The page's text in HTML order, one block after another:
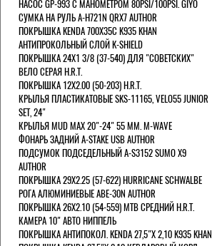
НАСОС GP-993 С МАНОМЕТРОМ 80PSI/100PSI. GIYO
СУМКА НА РУЛЬ A-H721N QRX7 AUTHOR
ПОКРЫШКА KENDA 700Х35С K935 KHAN
АНТИПРОКОЛЬНЫЙ СЛОЙ K-SHIELD
ПОКРЫШКА 24X1 3/8 (37-540) ДЛЯ "СОВЕТСКИХ"
ВЕЛО СЕРАЯ H.R.T.
ПОКРЫШКА 12X2.00 (50-203) H.R.T.
КРЫЛЬЯ ПЛАСТИКАТОВЫЕ SKS-11165, VELO55 JUNIOR
SET, 24"
КРЫЛЬЯ MUD MAX 20"-24" 55 ММ. M-WAVE
ФОНАРЬ ЗАДНИЙ A-STAKE USB AUTHOR
ПОДСУМОК ПОДСЕДЕЛЬНЫЙ A-S3152 SUMO X9
AUTHOR
ПОКРЫШКА 29X2.25 (57-622) HURRICANE SCHWALBE
РОГА АЛЮМИНИЕВЫЕ ABE-30N AUTHOR
ПОКРЫШКА 26X2.10 (54-559) MTB СРЕДНИЙ H.R.T.
КАМЕРА 10" АВТО НИППЕЛЬ
ПОКРЫШКА АНТИПОКОЛ. KENDA 27,5"Х 2,10 K935 KHAN